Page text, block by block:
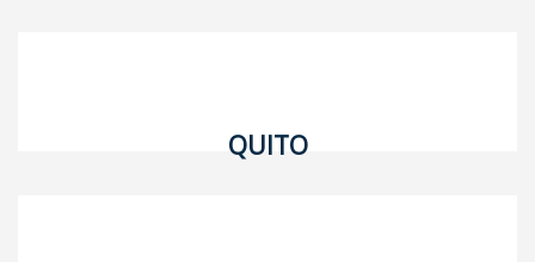
QUITO